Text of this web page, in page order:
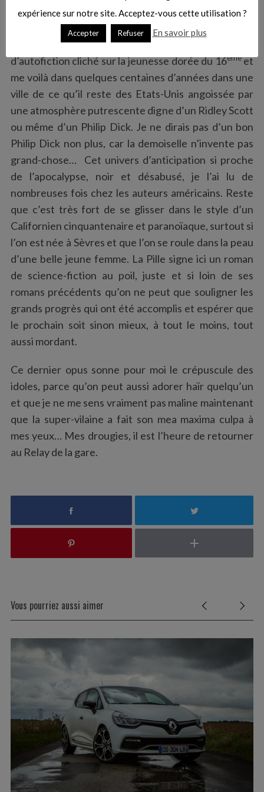
passe-passe.
Je pensais qu’elle n’écrirait que des romans
d’autofiction cliché sur la jeunesse dorée du 16èmeet
me voilà dans quelques centaines d’années dans une
ville de ce qu’il reste des Etats-Unis angoissée par
une atmosphère putrescente digne d’un Ridley Scott
ou même d’un Philip Dick. Je ne dirais pas d’un bon
Philip Dick non plus, car la demoiselle n’invente pas
grand-chose… Cet univers d’anticipation si proche
de l’apocalypse, noir et désabusé, je l’ai lu de
nombreuses fois chez les auteurs américains. Reste
que c’est très fort de se glisser dans le style d’un
Californien cinquantenaire et paranoïaque, surtout si
l’on est née à Sèvres et que l’on se roule dans la peau
d’une belle jeune femme. La Pille signe ici un roman
de science-fiction au poil, juste et si loin de ses
romans précédents qu’on ne peut que souligner les
grands progrès qui ont été accomplis et espérer que
le prochain soit sinon mieux, à tout le moins, tout
aussi mordant.
Ce dernier opus sonne pour moi le crépuscule des
idoles, parce qu’on peut aussi adorer haïr quelqu’un
et que je ne me sens vraiment pas maline maintenant
que la super-vilaine a fait son mea maxima culpa à
mes yeux… Mes drougies, il est l’heure de retourner
au Relay de la gare.
Vous pourriez aussi aimer
expérience sur notre site. Acceptez-vous cette utilisation ?
Accepter Refuser En savoir plus